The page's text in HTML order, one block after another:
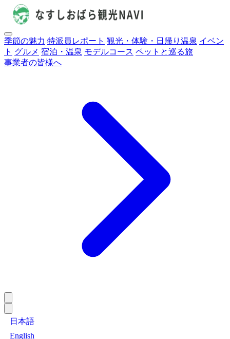
季節の魅力 特派員レポート 観光・体験・日帰り温泉 イベン
ト グルメ 宿泊・温泉 モデルコース ペットと巡る旅
事業者の皆様へ
日本語
English